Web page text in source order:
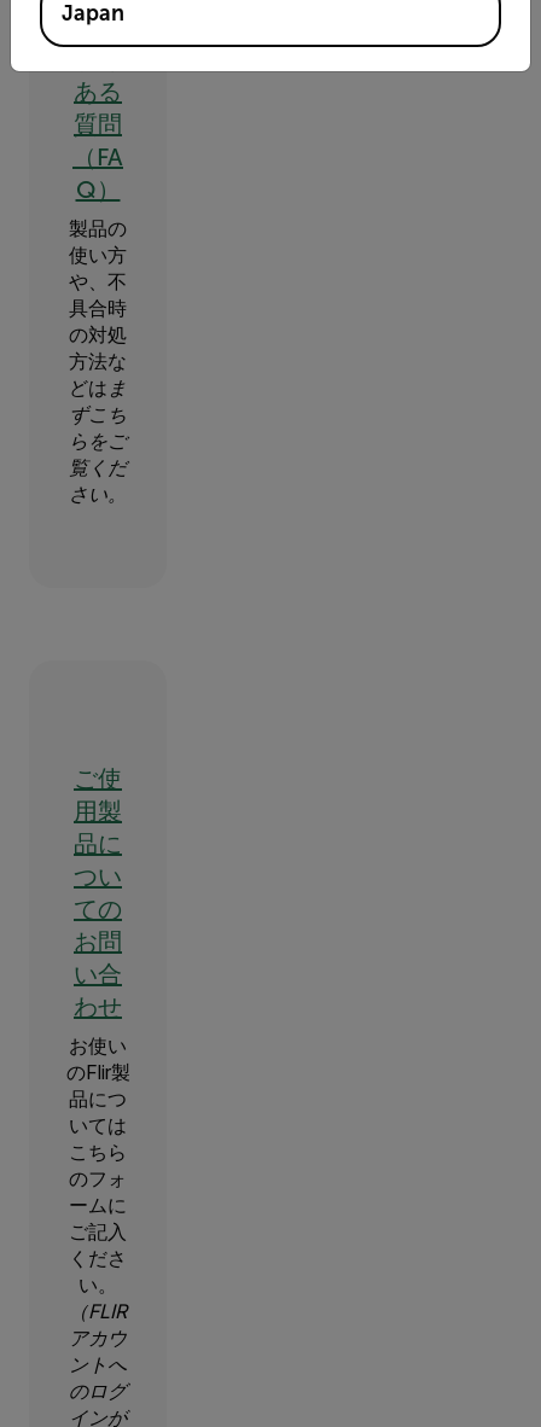
ある
質問
（FA
Q）
製品の
使い方
や、不
具合時
の対処
方法な
どは ま
ずこち
らをご
覧くだ
さい。
ご使
用製
品に
つい
ての
お問
い合
わせ
お使い
のFlir製
品につ
いては
こちら
のフォ
ームに
ご記入
くださ
い。
（FLIR
アカウ
ントへ
のログ
インが
Japan